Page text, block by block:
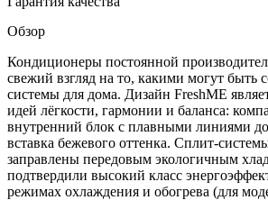
Обзор
Кондиционеры постоянной
свежий взгляд на то, какими могут быть
системы для дома. Дизайн FreshME
идей лёгкости, гармонии и баланса:
внутренний блок с плавными линиями
вставка бежевого оттенка. Сплит-
заправлены передовым экологичным
подтвердили высокий класс
режимах охлаждения и обогрева (для